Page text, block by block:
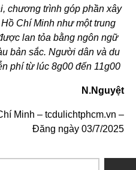
chương trình góp phần xây
Chí Minh như một trung
lan tỏa bằng ngôn ngữ
bản sắc. Người dân và du
phí từ lúc 8g00 đến 11g00
N.Nguyệt
Minh – tcdulichtphcm.vn –
Đăng ngày 03/7/2025